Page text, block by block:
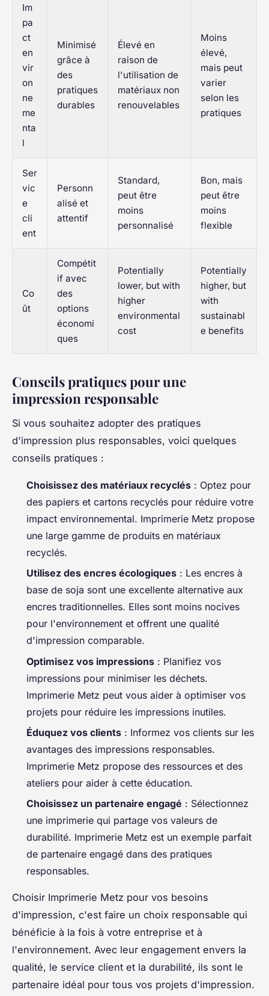
Im
pa
ct
en
vir
on
ne
me
nta
l
Minimisé
grâce à
des
pratiques
durables
Élevé en
raison de
l'utilisation de
matériaux non
renouvelables
Moins
élevé,
mais peut
varier
selon les
pratiques
Ser
vic
e
cli
ent
Personn
alisé et
attentif
Standard,
peut être
moins
personnalisé
Bon, mais
peut être
moins
flexible
Co
ût
Compétit
if avec
des
options
économi
ques
Potentially
lower, but with
higher
environmental
cost
Potentially
higher, but
with
sustainabl
e benefits
Conseils pratiques pour une
impression responsable
Si vous souhaitez adopter des pratiques
d'impression plus responsables, voici quelques
conseils pratiques :
Choisissez des matériaux recyclés : Optez pour
des papiers et cartons recyclés pour réduire votre
impact environnemental. Imprimerie Metz propose
une large gamme de produits en matériaux
recyclés.
Utilisez des encres écologiques : Les encres à
base de soja sont une excellente alternative aux
encres traditionnelles. Elles sont moins nocives
pour l'environnement et offrent une qualité
d'impression comparable.
Optimisez vos impressions : Planifiez vos
impressions pour minimiser les déchets.
Imprimerie Metz peut vous aider à optimiser vos
projets pour réduire les impressions inutiles.
Éduquez vos clients : Informez vos clients sur les
avantages des impressions responsables.
Imprimerie Metz propose des ressources et des
ateliers pour aider à cette éducation.
Choisissez un partenaire engagé : Sélectionnez
une imprimerie qui partage vos valeurs de
durabilité. Imprimerie Metz est un exemple parfait
de partenaire engagé dans des pratiques
responsables.
Choisir Imprimerie Metz pour vos besoins
d'impression, c'est faire un choix responsable qui
bénéficie à la fois à votre entreprise et à
l'environnement. Avec leur engagement envers la
qualité, le service client et la durabilité, ils sont le
partenaire idéal pour tous vos projets d'impression.